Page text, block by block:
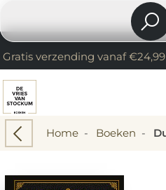
Gratis verzending vanaf €24,99
Home- Boeken -